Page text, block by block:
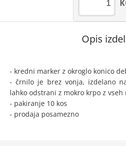
Opis
- kredni marker z okroglo konico
- črnilo je brez vonja, izdelano
lahko odstrani z mokro krpo z
- pakiranje 10 kos
- prodaja posamezno